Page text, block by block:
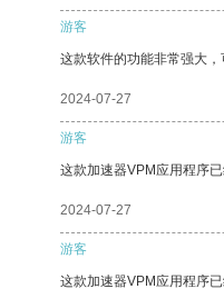
游客
这款软件的功能非常强大，
2024-07-27
游客
这款加速器VPM应用程序
2024-07-27
游客
这款加速器VPM应用程序